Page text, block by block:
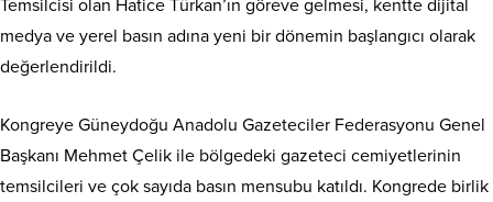
Temsilcisi olan Hatice Türkan’ın göreve gelmesi, kentte dijital
medya ve yerel basın adına yeni bir dönemin başlangıcı olarak
değerlendirildi.
Kongreye Güneydoğu Anadolu Gazeteciler Federasyonu Genel
Başkanı Mehmet Çelik ile bölgedeki gazeteci cemiyetlerinin
temsilcileri ve çok sayıda basın mensubu katıldı. Kongrede birlik